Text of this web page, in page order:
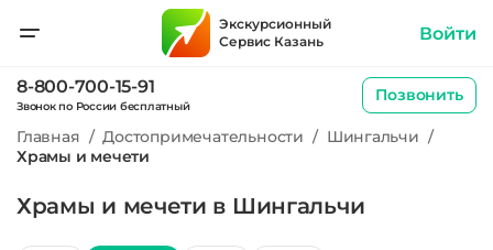
8-800-700-15-91
Звонок по России бесплатный
Позвонить
Экскурсионный
Сервис Казань
Войти
Главная / Достопримечательности / Шингальчи /
Храмы и мечети
Храмы и мечети в Шингальчи